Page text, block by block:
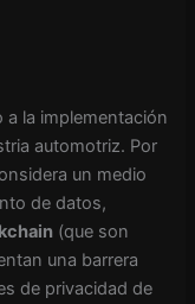
la implementación
automotriz. Por
un medio
de datos,
(que son
una barrera
de privacidad de